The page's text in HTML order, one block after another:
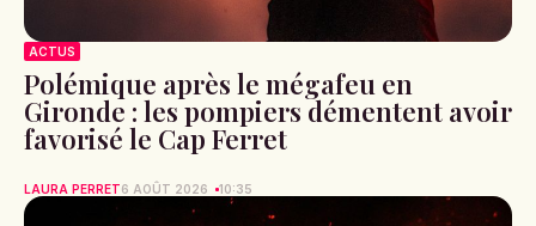
ACTUS
Polémique après le mégafeu en
Gironde : les pompiers démentent avoir
favorisé le Cap Ferret
LAURA PERRET6 AOÛT 2026 10:35